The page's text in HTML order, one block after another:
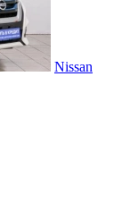
Nissan